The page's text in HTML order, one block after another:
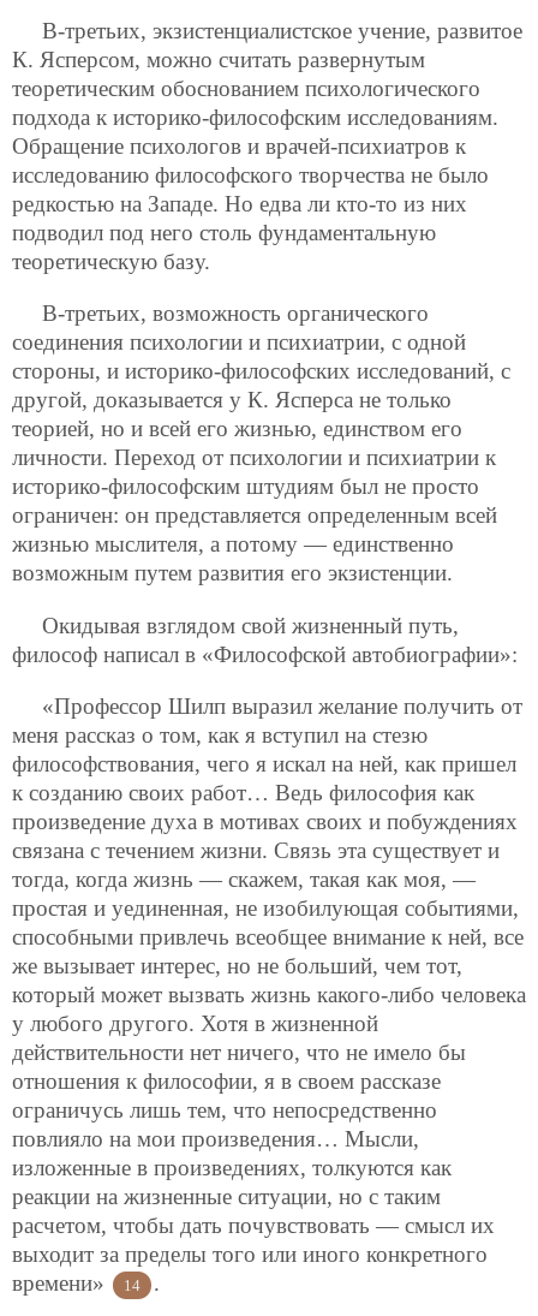
В-третьих, экзистенциалистское учение, развитое
К. Ясперсом, можно считать развернутым
теоретическим обоснованием психологического
подхода к историко-философским исследованиям.
Обращение психологов и врачей-психиатров к
исследованию философского творчества не было
редкостью на Западе. Но едва ли кто-то из них
подводил под него столь фундаментальную
теоретическую базу.
В-третьих, возможность органического
соединения психологии и психиатрии, с одной
стороны, и историко-философских исследований, с
другой, доказывается у К. Ясперса не только
теорией, но и всей его жизнью, единством его
личности. Переход от психологии и психиатрии к
историко-философским штудиям был не просто
ограничен: он представляется определенным всей
жизнью мыслителя, а потому — единственно
возможным путем развития его экзистенции.
Окидывая взглядом свой жизненный путь,
философ написал в «Философской автобиографии»:
«Профессор Шилп выразил желание получить от
меня рассказ о том, как я вступил на стезю
философствования, чего я искал на ней, как пришел
к созданию своих работ… Ведь философия как
произведение духа в мотивах своих и побуждениях
связана с течением жизни. Связь эта существует и
тогда, когда жизнь — скажем, такая как моя, —
простая и уединенная, не изобилующая событиями,
способными привлечь всеобщее внимание к ней, все
же вызывает интерес, но не больший, чем тот,
который может вызвать жизнь какого-либо человека
у любого другого. Хотя в жизненной
действительности нет ничего, что не имело бы
отношения к философии, я в своем рассказе
ограничусь лишь тем, что непосредственно
повлияло на мои произведения… Мысли,
изложенные в произведениях, толкуются как
реакции на жизненные ситуации, но с таким
расчетом, чтобы дать почувствовать — смысл их
выходит за пределы того или иного конкретного
времени»
14 .